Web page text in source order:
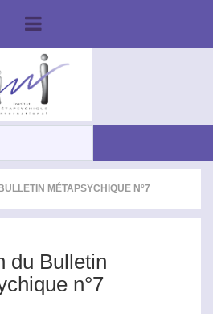
MÉTAPSYCHIQUE N°7
du Bulletin
n°7